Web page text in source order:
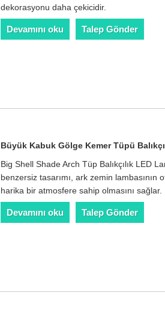
dekorasyonu daha çekicidir.
Devamını oku Talep Gönder
Büyük Kabuk Gölge Kemer Tüpü
Big Shell Shade Arch Tüp Balıkçılık LED
benzersiz tasarımı, ark zemin lambasının
harika bir atmosfere sahip olmasını sağlar.
Devamını oku Talep Gönder